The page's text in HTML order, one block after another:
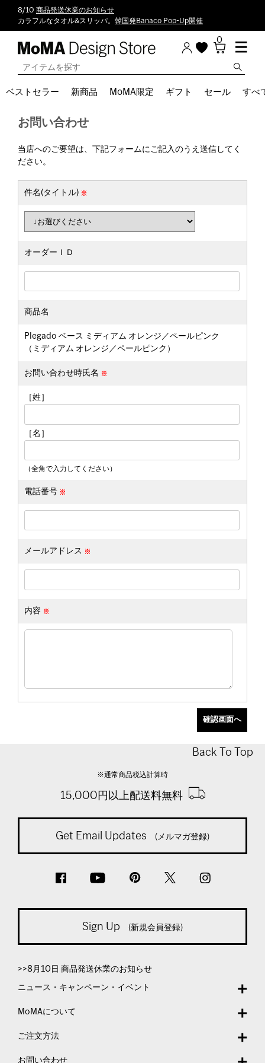
8/10 商品発送休業のお知らせ
カラフルなタオル&スリッパ。 韓国発Banaco Pop-Up開催
0
ベストセラー 新商品 MoMA限定 ギフト セール すべ
お問い合わせ
当店へのご要望は、下記フォームにご記入のうえ送信してく
ださい。
件名(タイトル)
オーダーＩＤ
商品名
Plegado ベース ミディアム オレンジ／ペールピンク
（ミディアム オレンジ／ペールピンク）
お問い合わせ時氏名
［姓］
［名］
（全角で入力してください）
電話番号
メールアドレス
内容
Back To Top
※通常商品税込計算時
15,000円以上配送料無料
Get Email Updates (メルマガ登録)
Sign Up (新規会員登録)
>>8月10日 商品発送休業のお知らせ
ニュース・キャンペーン・イベント
MoMAについて
ご注文方法
お問い合わせ